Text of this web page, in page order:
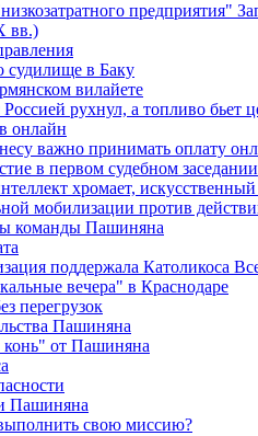
предприятия"
вв.)
судилище в Баку
вилайете
рухнул, а топливо бьет
онлайн
важно принимать оплату
в первом судебном заседании
хромает,
мобилизации против
команды Пашиняна
поддержала Католикоса
вечера" в Краснодаре
перегрузок
Пашиняна
от Пашиняна
Пашиняна
свою миссию?